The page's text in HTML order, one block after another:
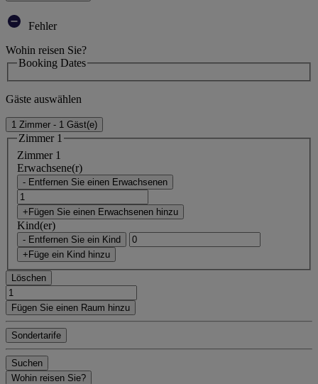
Fehler
Wohin reisen Sie?
Booking Dates
Gäste auswählen
1 Zimmer - 1 Gäst(e)
Zimmer 1
Zimmer 1
Erwachsene(r)
- Entfernen Sie einen Erwachsenen
+Fügen Sie einen Erwachsenen hinzu
Kind(er)
- Entfernen Sie ein Kind
+Füge ein Kind hinzu
Löschen
Fügen Sie einen Raum hinzu
Sondertarife
Suchen
Wohin reisen Sie?